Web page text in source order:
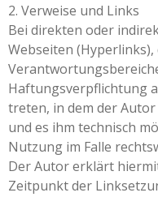
2. Verweise und Links
Bei direkten oder
Webseiten
Haftungsverpflichtung
treten, in dem der
und es ihm technisch
Nutzung im Falle
Der Autor erklärt
Zeitpunkt der